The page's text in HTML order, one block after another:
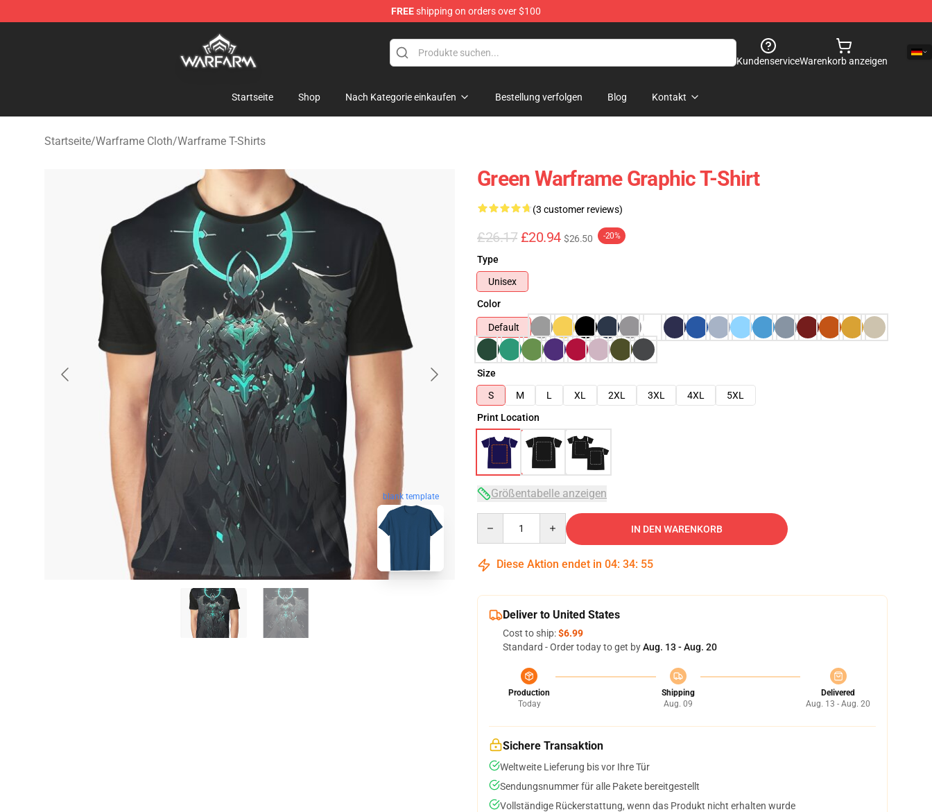
FREEshipping on orders over $100
Warframe Shop - Official Warframe Merchandise Store
KundenserviceWarenkorb anzeigen
Startseite Shop Nach Kategorie einkaufen Bestellung verfolgen Blog Kontakt
Startseite/Warframe Cloth/Warframe T-Shirts
blank template
Green Warframe Graphic T-Shirt
(3 customer reviews)
£26.17 £20.94 $26.50 -20%
Type
Unisex
Color
Default
Size
S
M L XL 2XL 3XL 4XL
5XL
Print Location
Größentabelle anzeigen
IN DEN WARENKORB
Diese Aktion endet in 04: 34: 54
Deliver to United States
Cost to ship:$6.99
Standard - Order today to get byAug. 13 - Aug. 20
Production
Today
Shipping
Aug. 09
Delivered
Aug. 13 - Aug. 20
Sichere Transaktion
Weltweite Lieferung bis vor Ihre Tür
Sendungsnummer für alle Pakete bereitgestellt
Vollständige Rückerstattung, wenn das Produkt nicht erhalten wurde